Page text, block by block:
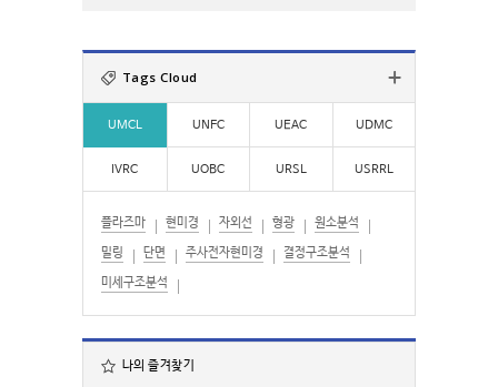
:
Tags Cloud
UMCL UNFC UEAC UDMC
IVRC UOBC URSL USRRL
플라즈마 현미경 자외선 형광 원소분석
밀링 단면 주사전자현미경 결정구조분석
미세구조분석
나의 즐겨찾기